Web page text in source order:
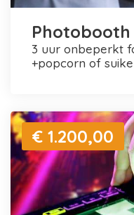
3 uur onbeperkt foto's maken en printen
+popcorn of
€ 1.200,00